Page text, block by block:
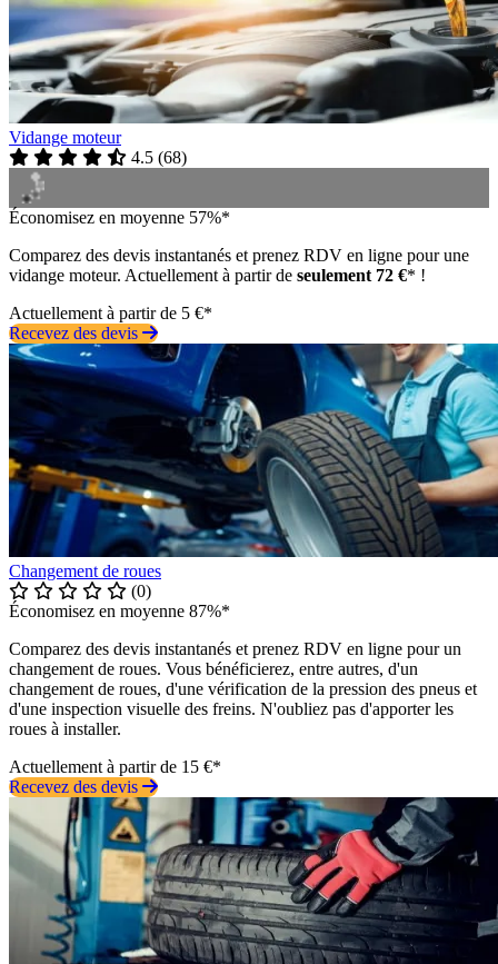
Vidange moteur
4.5 (68)
Économisez en moyenne 57%*
Comparez des devis instantanés et prenez RDV en ligne pour une
vidange moteur. Actuellement à partir de seulement 72 €* !
Actuellement à partir de 5 €*
Recevez des devis
Changement de roues
(0)
Économisez en moyenne 87%*
Comparez des devis instantanés et prenez RDV en ligne pour un
changement de roues. Vous bénéficierez, entre autres, d'un
changement de roues, d'une vérification de la pression des pneus et
d'une inspection visuelle des freins. N'oubliez pas d'apporter les
roues à installer.
Actuellement à partir de 15 €*
Recevez des devis